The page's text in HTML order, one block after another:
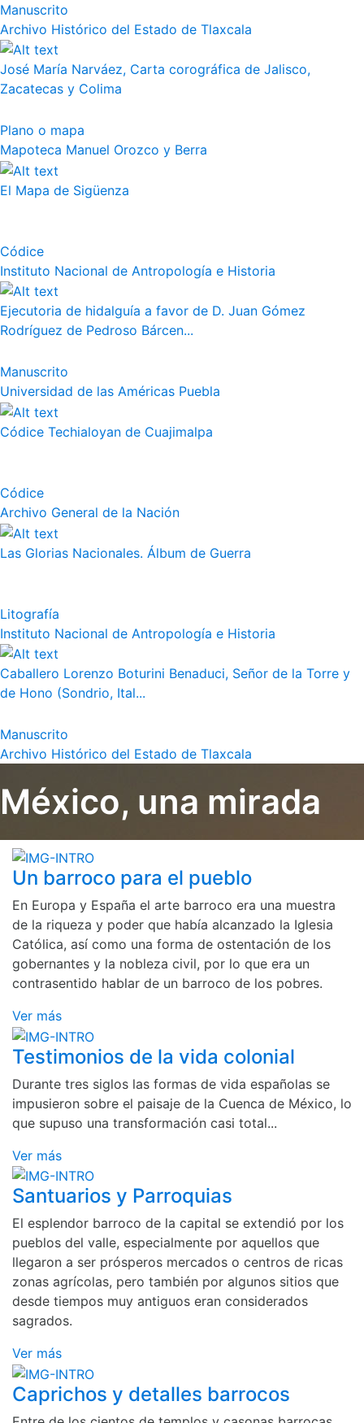
Manuscrito
Archivo Histórico del Estado de Tlaxcala
José María Narváez, Carta corográfica de Jalisco,
Zacatecas y Colima
Plano o mapa
Mapoteca Manuel Orozco y Berra
El Mapa de Sigüenza
Códice
Instituto Nacional de Antropología e Historia
Ejecutoria de hidalguía a favor de D. Juan Gómez
Rodríguez de Pedroso Bárcen...
Manuscrito
Universidad de las Américas Puebla
Códice Techialoyan de Cuajimalpa
Códice
Archivo General de la Nación
Las Glorias Nacionales. Álbum de Guerra
Litografía
Instituto Nacional de Antropología e Historia
Caballero Lorenzo Boturini Benaduci, Señor de la Torre y
de Hono (Sondrio, Ital...
Manuscrito
Archivo Histórico del Estado de Tlaxcala
México, una mirada
Un barroco para el pueblo
En Europa y España el arte barroco era una muestra
de la riqueza y poder que había alcanzado la Iglesia
Católica, así como una forma de ostentación de los
gobernantes y la nobleza civil, por lo que era un
contrasentido hablar de un barroco de los pobres.
Ver más
Testimonios de la vida colonial
Durante tres siglos las formas de vida españolas se
impusieron sobre el paisaje de la Cuenca de México, lo
que supuso una transformación casi total...
Ver más
Santuarios y Parroquias
El esplendor barroco de la capital se extendió por los
pueblos del valle, especialmente por aquellos que
llegaron a ser prósperos mercados o centros de ricas
zonas agrícolas, pero también por algunos sitios que
desde tiempos muy antiguos eran considerados
sagrados.
Ver más
Caprichos y detalles barrocos